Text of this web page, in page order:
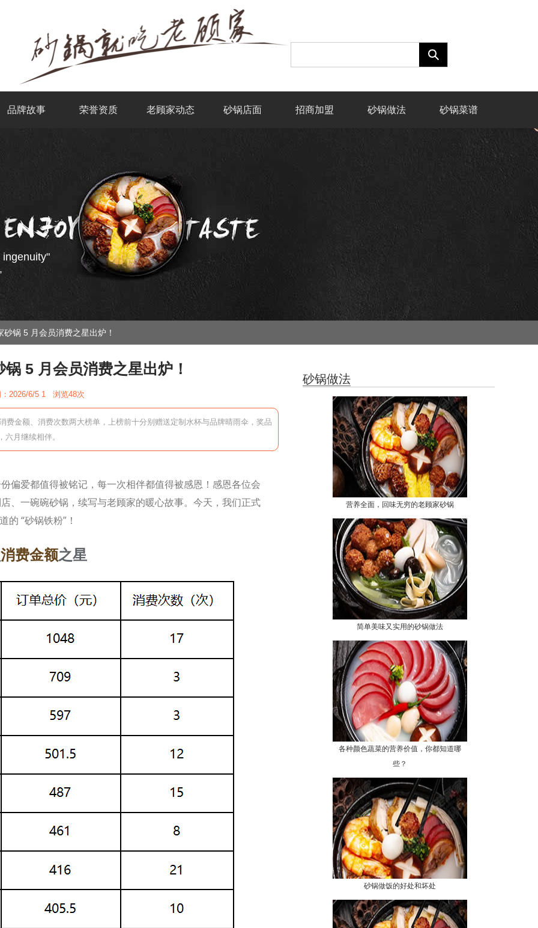
品牌故事 荣誉资质 老顾家动态 砂锅店面 招商加盟 砂锅做法 砂锅菜谱
锅 5 月会员消费之星出炉！
5 月会员消费之星出炉！
：2026/6/5 1 浏览48次
金额、消费次数两大榜单，上榜前十分别赠送定制水杯与品牌晴雨伞，奖品
月继续相伴。
偏爱都值得被铭记，每一次相伴都值得被感恩！感恩各位会
、一碗碗砂锅，续写与老顾家的暖心故事。今天，我们正式
“砂锅铁粉”！
消费金额之星
砂锅做法
营养全面，回味无穷的老顾家砂锅
简单美味又实用的砂锅做法
各种颜色蔬菜的营养价值，你都知道哪
些？
砂锅做饭的好处和坏处